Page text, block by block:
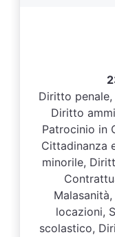
Diritto
Diritto
Patrocinio in
Cittadinanza
minorile,
locazioni,
scolastico,